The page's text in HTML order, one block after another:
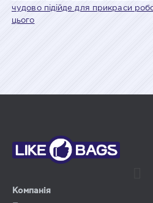
чудово підійде для прикраси
цього
Компанія